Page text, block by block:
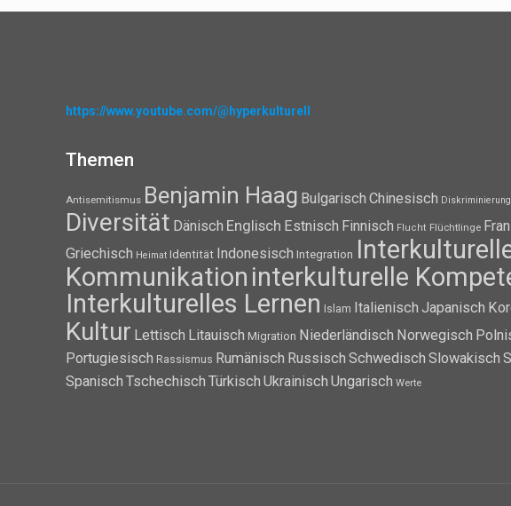
https://www.youtube.com/@hyperkulturell
Themen
Antisemitismus Benjamin Haag Bulgarisch Chinesisch Diskriminierung
Diversität Dänisch Englisch Estnisch Finnisch Flucht Flüchtlinge
Griechisch Heimat Identität Indonesisch Integration
Kommunikation interkulturelle
Interkulturelles Lernen Islam Italienisch Japanisch
Kultur Lettisch Litauisch Migration Niederländisch Norwegisch
Portugiesisch Rassismus Rumänisch Russisch Schwedisch Slowakisch
Spanisch Tschechisch Türkisch Ukrainisch Ungarisch Werte